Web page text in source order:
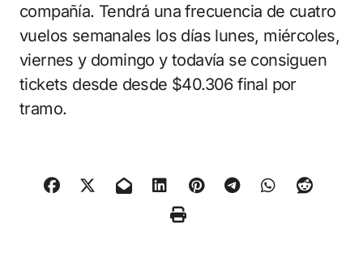
compañía. Tendrá una frecuencia de cuatro
vuelos semanales los días lunes, miércoles,
viernes y domingo y todavía se consiguen
tickets desde desde $40.306 final por
tramo.